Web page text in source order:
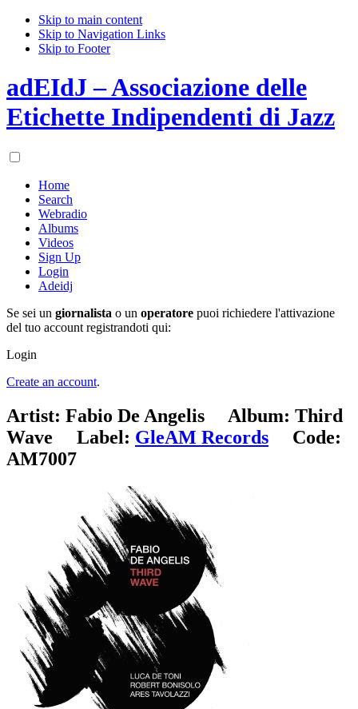
Skip to main content
Skip to Navigation Links
Skip to Footer
adEIdJ – Associazione delle
Etichette Indipendenti di Jazz
Home
Search
Webradio
Albums
Videos
Sign Up
Login
Adeidj
Se sei un giornalista o un operatore puoi richiedere l'attivazione
del tuo account registrandoti qui:
Login
Create an account.
Artist: Fabio De Angelis Album: Third
Wave Label: GleAM Records Code:
AM7007